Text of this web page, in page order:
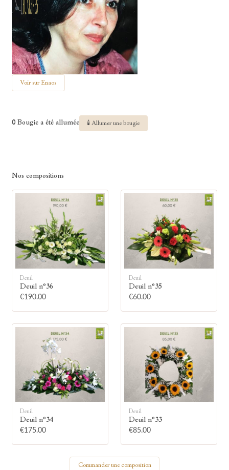
Voir sur Enaos
0 Bougie a été allumée 🕯 Allumer une bougie
Allumez une bougie
Montrez votre soutien à la famille en
allumant symboliquement une bougie.
Votre nom
Nos compositions
Deuil
Deuil n°36
€190.00
Deuil
Deuil n°35
€60.00
Deuil
Deuil n°34
€175.00
Deuil
Deuil n°33
€85.00
Commander une composition